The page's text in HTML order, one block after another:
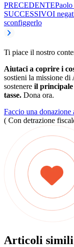
PRECEDENTE
SUCCESSIVOI
sconfiggerlo
Ti piace il nostro
Aiutaci a coprire i
sostieni la missione
sostenere il principale
tasse. Dona ora.
Faccio una donazione
( Con detrazione
Articoli simili